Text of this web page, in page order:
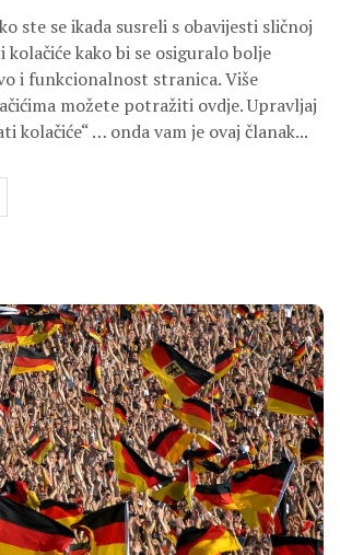
ste se ikada susreli s obavijesti sličnoj
kolačiće kako bi se osiguralo bolje
i funkcionalnost stranica. Više
možete potražiti ovdje. Upravljaj
kolačiće“ … onda vam je ovaj članak...